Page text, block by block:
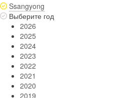
Ssangyong
Выберите год
2026
2025
2024
2023
2022
2021
2020
2019